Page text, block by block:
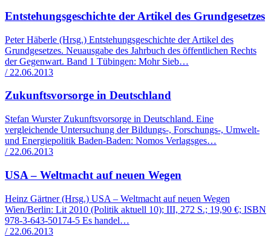
Entstehungsgeschichte der Artikel des Grundgesetzes
Peter Häberle (Hrsg.) Entstehungsgeschichte der Artikel des
Grundgesetzes. Neuausgabe des Jahrbuch des öffentlichen Rechts
der Gegenwart. Band 1 Tübingen: Mohr Sieb…
/ 22.06.2013
Zukunftsvorsorge in Deutschland
Stefan Wurster Zukunftsvorsorge in Deutschland. Eine
vergleichende Untersuchung der Bildungs-, Forschungs-, Umwelt-
und Energiepolitik Baden-Baden: Nomos Verlagsges…
/ 22.06.2013
USA – Weltmacht auf neuen Wegen
Heinz Gärtner (Hrsg.) USA – Weltmacht auf neuen Wegen
Wien/Berlin: Lit 2010 (Politik aktuell 10); III, 272 S.; 19,90 €; ISBN
978-3-643-50174-5 Es handel…
/ 22.06.2013